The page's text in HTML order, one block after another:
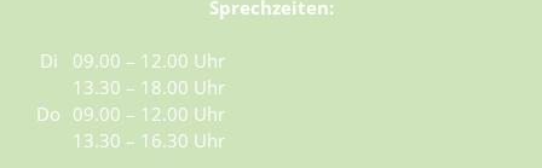
Sprechzeiten:
Di
09.00 – 12.00 Uhr
13.30 – 18.00 Uhr
Do 09.00 – 12.00 Uhr
13.30 – 16.30 Uhr